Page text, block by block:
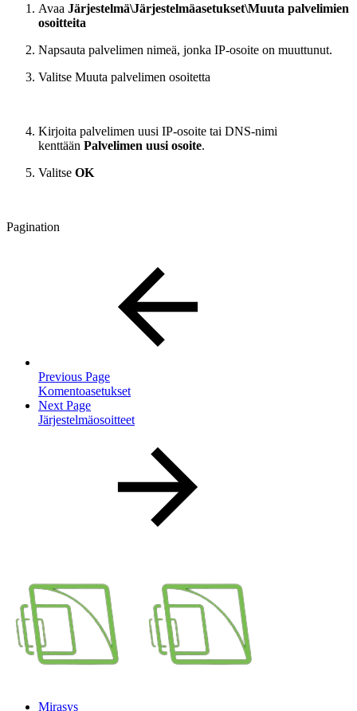
Avaa Järjestelmä\Järjestelmäasetukset\Muuta palvelimien
osoitteita
Napsauta palvelimen nimeä, jonka IP-osoite on muuttunut.
Valitse Muuta palvelimen osoitetta
Kirjoita palvelimen uusi IP-osoite tai DNS-nimi
kenttään Palvelimen uusi osoite.
Valitse OK
Pagination
Previous Page
Komentoasetukset
Next Page
Järjestelmäosoitteet
Mirasys